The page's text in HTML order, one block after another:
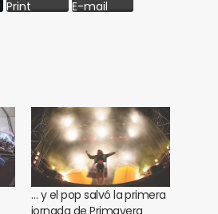
Print E-mail
… y el pop salvó la primera
jornada de Primavera